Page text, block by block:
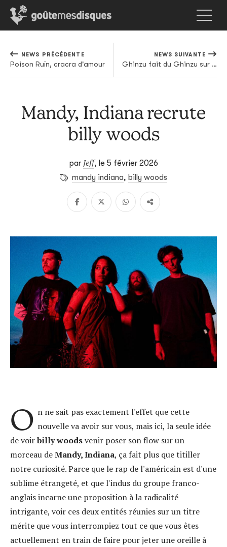
NEWS PRÉCÉDENTE
Poison Ruïn, cracra d'amour
NEWS SUIVANTE
Ghinzu fait du Ghinzu sur son nouveau titre
Mandy, Indiana recrute
billy woods
par Jeff, le 5 février 2026
mandy indiana, billy woods
O n ne sait pas exactement l'effet que cette
nouvelle va avoir sur vous, mais ici, la seule idée
de voirbilly woodsvenir poser son flow sur un
morceau deMandy, Indiana, ça fait plus que titiller
notre curiosité. Parce que le rap de l'américain est d'une
sublime étrangeté, et que l'indus du groupe franco-
anglais incarne une proposition à la radicalité
intrigante, voir ces deux entités réunies sur un titre
mérite que vous interrompiez tout ce que vous êtes
actuellement en train de faire pour jeter une oreille à